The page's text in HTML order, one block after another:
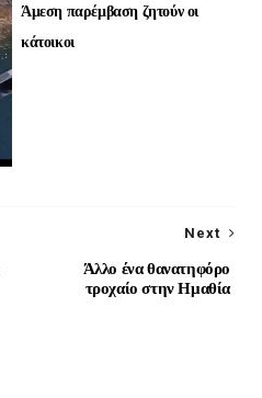
Άμεση παρέμβαση ζητούν οι
κάτοικοι
Next
Άλλο ένα θανατηφόρο
τροχαίο στην Ημαθία